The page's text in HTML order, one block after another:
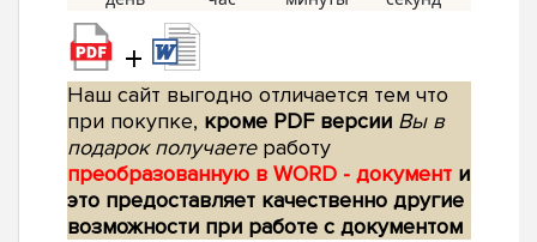
+
Наш сайт выгодно отличается тем что
при покупке, кроме PDF версии Вы в
подарок получаетеработу
преобразованную в WORD - документ и
это предоставляет качественно другие
возможности при работе с документом